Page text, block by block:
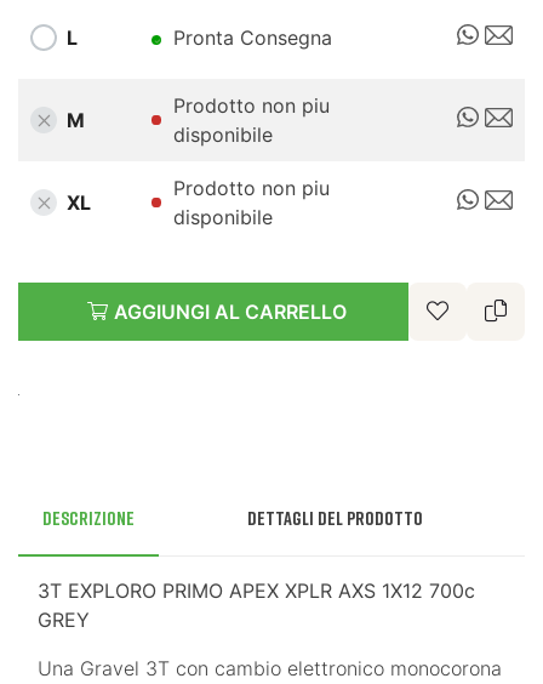
L Pronta Consegna
M
Prodotto non piu
disponibile
XL
Prodotto non piu
disponibile
AGGIUNGI AL CARRELLO
Descrizione Dettagli del prodotto
3T EXPLORO PRIMO APEX XPLR AXS 1X12 700c
GREY
Una Gravel 3T con cambio elettronico monocorona